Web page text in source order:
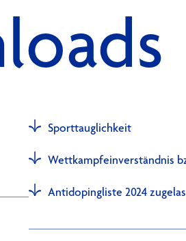
Trainingsplan
Sporttauglichkeit
Wettkampfeinverständnis
Antidopingliste 2024